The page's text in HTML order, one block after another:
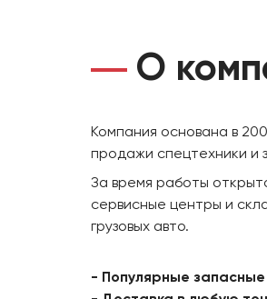
О
Компания основана в
продажи спецтехники и
За время работы
сервисные центры и
грузовых авто.
- Популярные запасные